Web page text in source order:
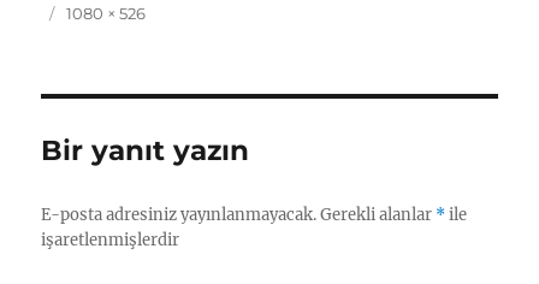
YayınTam
1080 × 526
Bir yanıt yazın
E-posta adresiniz yayınlanmayacak. Gerekli alanlar *ile
işaretlenmişlerdir